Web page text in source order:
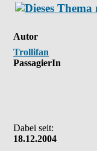
Autor
Trollifan
PassagierIn
Dabei seit:
18.12.2004